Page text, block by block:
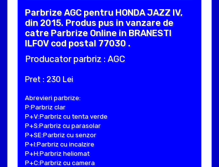
Parbrize AGC pentru HONDA JAZZ IV,
din 2015. Produs pus in vanzare de
catre Parbrize Online in BRANESTI
ILFOV cod postal 77030 .
Producator parbriz : AGC
Pret : 230 Lei
Abrevieri parbrize:
P:Parbriz clar
P+V:Parbriz cu tenta verde
P+S:Parbriz cu parasolar
P+SE:Parbriz cu senzor
P+I:Parbriz cu incalzire
P+H:Parbriz heliomat
P+C:Parbriz cu camera